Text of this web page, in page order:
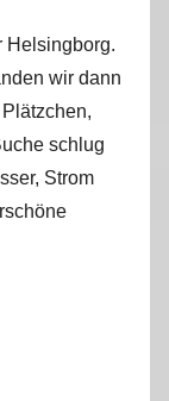
Helsingborg.
wir dann
schlug
Strom